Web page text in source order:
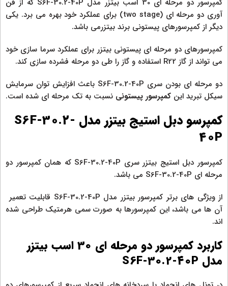
کمپرسور دو مرحله‌ ای 30 اسب بیتزر مدل S6F-30.2-40P که از فن
آوری دو مرحله ای (two stage) برای عملکرد خود بهره می برد. یکی
دیگر از کمپرسورهای پیستونی برند بیتزرمی باشد.
کمپرسورهای دو مرحله ای پیستونی بیتزر برای عملکرد سرما سازی خود
می تواند از گاز R22 استفاده و گاز را طی دو مرحله فشرده سازی کند.
دو مرحله ای بودن سری S6F-30.2-40P باعث افزایش توان سرمایش
سیکل تبرید این کمپرسور پیستونی نسبت به تک مرحله ای شده است.
کمپرسو دبل استیج بیتزر مدل S6F-30.2-
40P
کمپرسور دبل استیج بیتزر سری S6F-30.2-40P که همان کمپرسور دو
مرحله ای S6F-30.2-40P می باشد.
از ویژگی های برتر کمپرسور بیتزر مدل S6F-30.2-40P قابلیت تعمیر
آن ها می باشد، این کمپرسورها به صورت سمی هرمتیک طراحی شده
اند.
کاربرد کمپرسور دو مرحله‌ ای 30 اسب بیتزر
مدل S6F-30.2-40P